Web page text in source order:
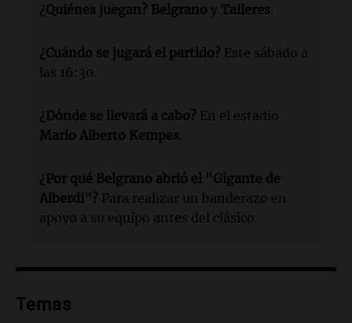
¿Quiénes juegan? Belgrano y Talleres.
¿Cuándo se jugará el partido? Este sábado a
las 16:30.
¿Dónde se llevará a cabo? En el estadio
Mario Alberto Kempes.
¿Por qué Belgrano abrió el "Gigante de
Alberdi"? Para realizar un banderazo en
apoyo a su equipo antes del clásico.
Temas